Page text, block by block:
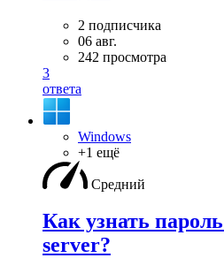
2 подписчика
06 авг.
242 просмотра
3
ответа
Windows
+1 ещё
Средний
Как узнать
server?